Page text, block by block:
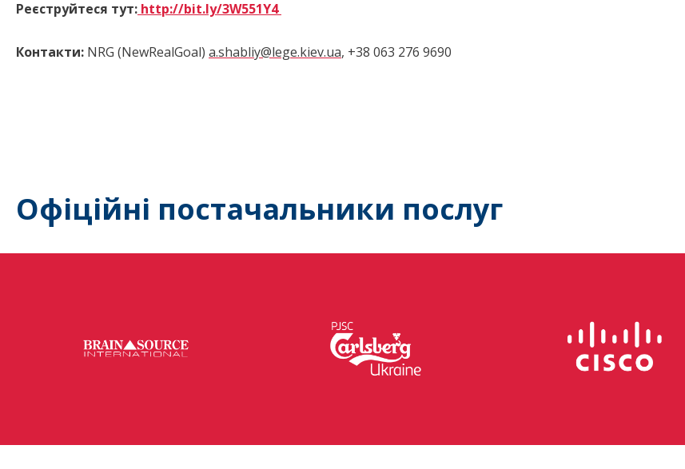
Реєструйтеся тут: http://bit.ly/3W551Y4
Контакти: NRG (NewRealGoal) a.shabliy@lege.kiev.ua, +38 063 276 9690
Офіційні постачальники послуг